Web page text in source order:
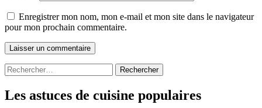
Enregistrer mon nom, mon e-mail et mon site dans le navigateur
pour mon prochain commentaire.
Rechercher :
Les astuces de cuisine populaires